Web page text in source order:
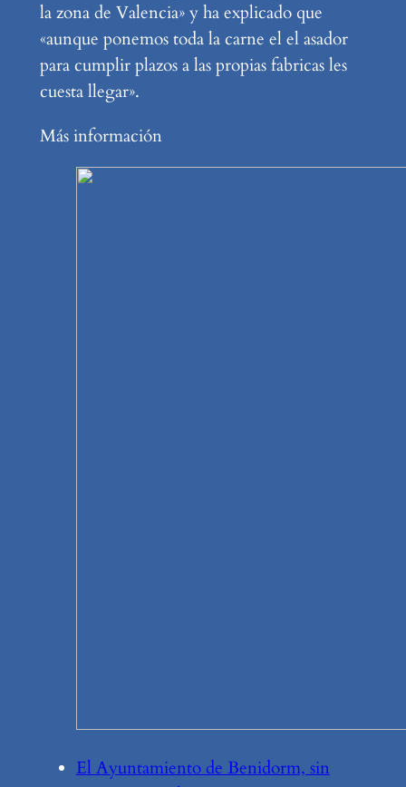
la zona de Valencia» y ha explicado que
«aunque ponemos toda la carne el el asador
para cumplir plazos a las propias fabricas les
cuesta llegar».
Más información
El Ayuntamiento de Benidorm, sin